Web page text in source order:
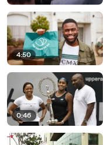
4:50
0:46